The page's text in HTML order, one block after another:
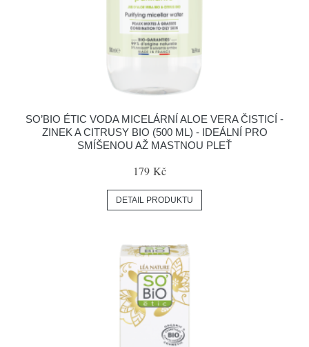
SO’BIO ÉTIC VODA MICELÁRNÍ ALOE VERA ČISTICÍ -
ZINEK A CITRUSY BIO (500 ML) - IDEÁLNÍ PRO
SMÍŠENOU AŽ MASTNOU PLEŤ
179 Kč
DETAIL PRODUKTU